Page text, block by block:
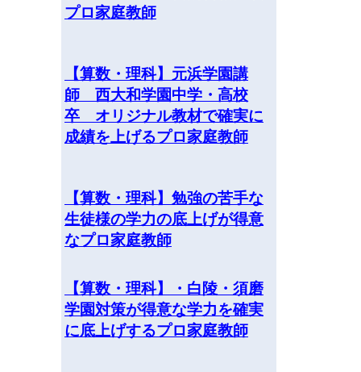
プロ家庭教師
【算数・理科】元浜学園講
師 西大和学園中学・高校
卒 オリジナル教材で確実に
成績を上げるプロ家庭教師
【算数・理科】勉強の苦手な
生徒様の学力の底上げが得意
なプロ家庭教師
【算数・理科】・白陵・須磨
学園対策が得意な学力を確実
に底上げするプロ家庭教師